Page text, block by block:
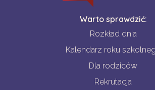
Warto sprawdzić:
Rozkład dnia
Kalendarz roku
Dla rodziców
Rekrutacja